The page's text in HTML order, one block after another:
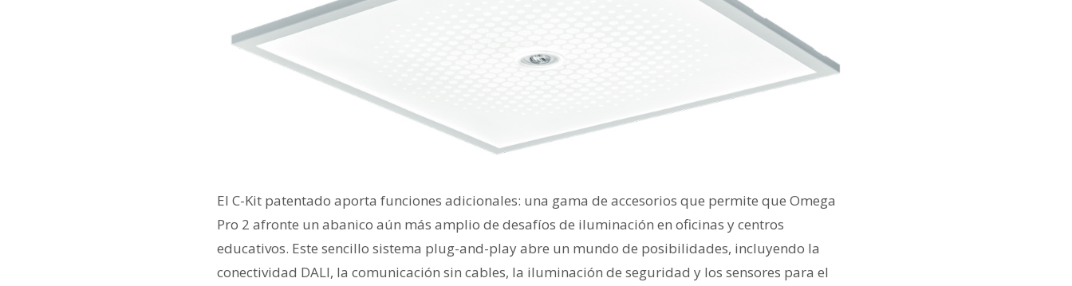
El C-Kit patentado aporta funciones adicionales: una gama de accesorios que permite que Omega
Pro 2 afronte un abanico aún más amplio de desafíos de iluminación en oficinas y centros
educativos. Este sencillo sistema plug-and-play abre un mundo de posibilidades, incluyendo la
conectividad DALI, la comunicación sin cables, la iluminación de seguridad y los sensores para el